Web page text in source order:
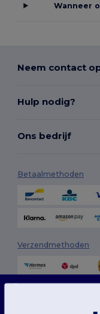
Wanneer
Neem contact
Hulp nodig?
Ons bedrijf
Betaalmethoden
Verzendmethoden
Onze website maakt gebruik